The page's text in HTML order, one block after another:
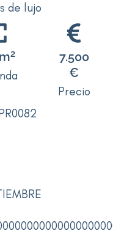
de lujo
2
7.500
€
Precio